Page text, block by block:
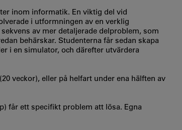
inom informatik. En viktig del vid
i utformningen av en verklig
av mer detaljerade delproblem, som
behärskar. Studenterna får sedan skapa
i en simulator, och därefter utvärdera
veckor), eller på helfart under ena hälften av
får ett specifikt problem att lösa. Egna